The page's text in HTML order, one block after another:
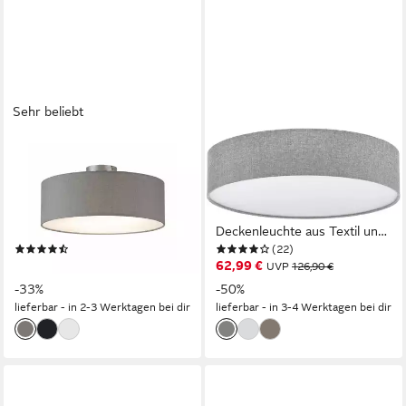
Sehr beliebt
Deckenleuchte mit Stoff
Lampenschirm Grau Braun Ø
Stoff-Lampe, gemütliche
Deckenlampe, E14
-33%
lieferbar - in 2-3 Werktagen bei dir
EGLO
Deckenleuchte PASTERI,
ohne Leuchtmittel,
Leuchtmittel wechselbar,
Deckenleuchte aus Textil und
Kunststoff, Flurlampe Decke,
E27, Ø 57 cm
(22)
62,99 € UVP 126,90 €
-50%
lieferbar - in 3-4 Werktagen bei dir